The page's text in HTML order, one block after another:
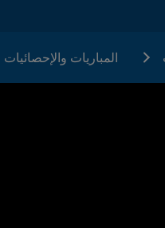
المباريات والإحصائيات